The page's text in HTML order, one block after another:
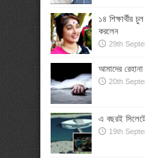
১৪ শিক্ষার্থীর
করলেন
29th
আমাদের
20th
এ বছরই
19th